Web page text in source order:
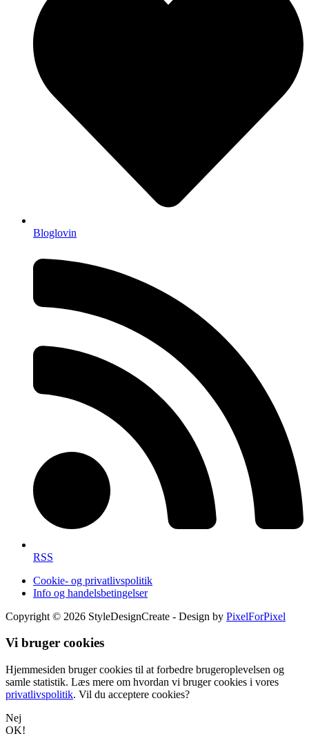
Bloglovin
RSS
Cookie- og privatlivspolitik
Info og handelsbetingelser
Copyright © 2026 StyleDesignCreate - Design by PixelForPixel
Vi bruger cookies
Hjemmesiden bruger cookies til at forbedre brugeroplevelsen og
samle statistik. Læs mere om hvordan vi bruger cookies i vores
privatlivspolitik. Vil du acceptere cookies?
Nej
OK!